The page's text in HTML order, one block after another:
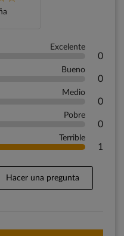
Excelente
0
Bueno
0
Medio
0
Pobre
0
Terrible
1
Hacer una pregunta